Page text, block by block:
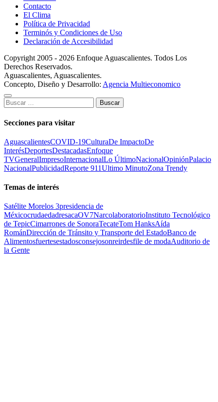
Contacto
El Clima
Política de Privacidad
Terminós y Condiciones de Uso
Declaración de Accesibilidad
Copyright 2005 - 2026 Enfoque Aguascalientes. Todos Los
Derechos Reservados.
Aguascalientes, Aguascalientes.
Concepto, Diseño y Desarrollo: Agencia Multieconomico
Buscar:
Secciones para visitar
AguascalientesCOVID-19CulturaDe ImpactoDe
InterésDeportesDestacadasEnfoque
TVGeneralImpresoInternacionalLo ÚltimoNacionalOpiniónPalacio
NacionalPublicidadReporte 911Ultimo MinutoZona Trendy
Temas de interés
Satélite Morelos 3presidencia de
MéxicocrudaedadresacaOV7NarcolaboratorioInstituto Tecnológico
de TepicCimarrones de SonoraTecateTom HanksAída
RománDirección de Tránsito y Transporte del EstadoBanco de
Alimentosfuertesestadosconsejosonreirdesfile de modaAuditorio de
la Gente